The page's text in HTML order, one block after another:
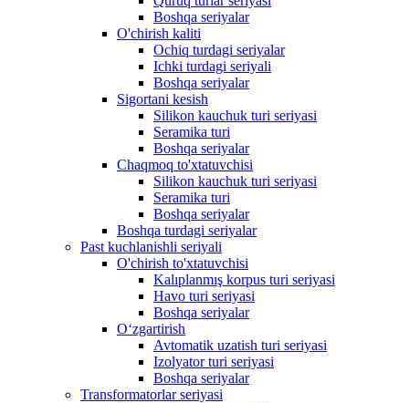
Boshqa seriyalar
O'chirish kaliti
Ochiq turdagi seriyalar
Ichki turdagi seriyali
Boshqa seriyalar
Sigortani kesish
Silikon kauchuk turi seriyasi
Seramika turi
Boshqa seriyalar
Chaqmoq to'xtatuvchisi
Silikon kauchuk turi seriyasi
Seramika turi
Boshqa seriyalar
Boshqa turdagi seriyalar
Past kuchlanishli seriyali
O'chirish to'xtatuvchisi
Kalıplanmış korpus turi seriyasi
Havo turi seriyasi
Boshqa seriyalar
Oʻzgartirish
Avtomatik uzatish turi seriyasi
Izolyator turi seriyasi
Boshqa seriyalar
Transformatorlar seriyasi